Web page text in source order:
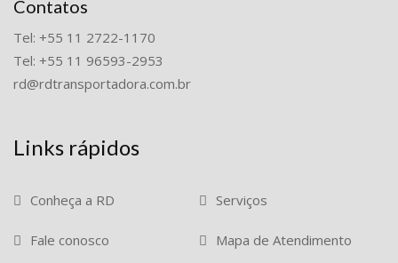
Contatos
Tel: +55 11 2722-1170
Tel: +55 11 96593-2953
rd@rdtransportadora.com.br
Links rápidos
Conheça a RD Serviços
Fale conosco Mapa de Atendimento